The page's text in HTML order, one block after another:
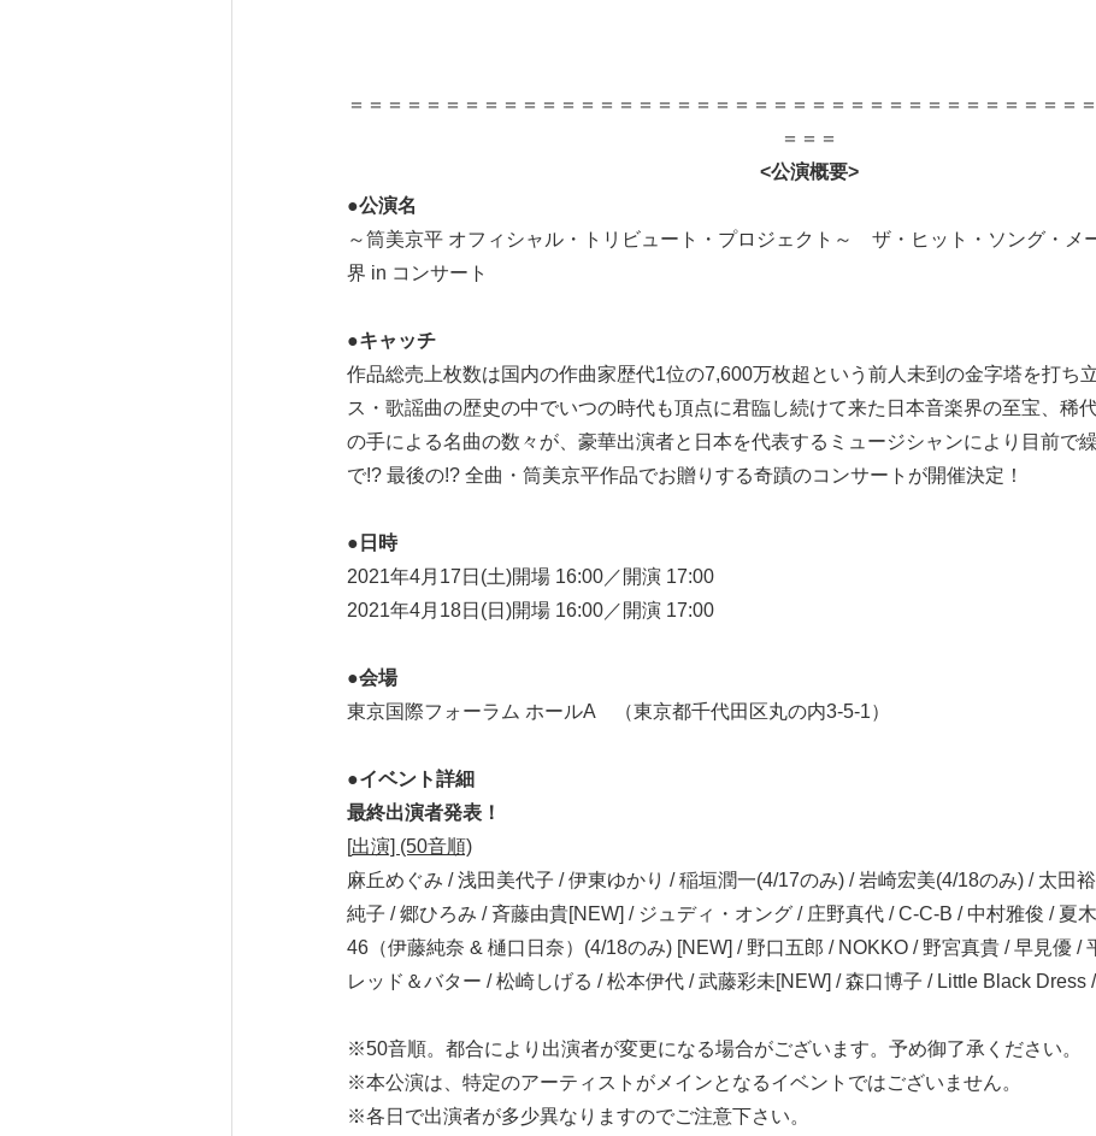
＝＝＝＝＝＝＝＝＝＝＝＝＝＝＝＝＝＝＝＝＝＝＝＝＝＝＝＝＝＝＝＝＝＝＝＝＝＝
＝＝＝
<公演概要>
●公演名
～筒美京平 オフィシャル・トリビュート・プロジェクト～ ザ・ヒット・ソング・メ
界 in コンサート
●キャッチ
作品総売上枚数は国内の作曲家歴代1位の7,600万枚超という前人未到の金字塔を打ち
ス・歌謡曲の歴史の中でいつの時代も頂点に君臨し続けて来た日本音楽界の至宝、稀
の手による名曲の数々が、豪華出演者と日本を代表するミュージシャンにより目前で
で!? 最後の!? 全曲・筒美京平作品でお贈りする奇蹟のコンサートが開催決定！
● 日時
2021年4月17日(土)開場 16:00／開演 17:00
2021年4月18日(日)開場 16:00／開演 17:00
●会場
東京国際フォーラム ホールA （東京都千代田区丸の内3-5-1）
●イベント詳細
最終出演者発表！
[出演] (50音順)
麻丘めぐみ / 浅田美代子 / 伊東ゆかり / 稲垣潤一(4/17のみ) / 岩崎宏美(4/18のみ) / 太田
純子 / 郷ひろみ / 斉藤由貴[NEW] / ジュディ・オング / 庄野真代 / C-C-B / 中村雅俊 / 夏
46（伊藤純奈 & 樋口日奈）(4/18のみ) [NEW] / 野口五郎 / NOKKO / 野宮真貴 / 早見優 /
レッド＆バター / 松崎しげる / 松本伊代 / 武藤彩未[NEW] / 森口博子 / Little Black Dress
※50音順。都合により出演者が変更になる場合がございます。予め御了承ください。
※本公演は、特定のアーティストがメインとなるイベントではございません。
※各日で出演者が多少異なりますのでご注意下さい。